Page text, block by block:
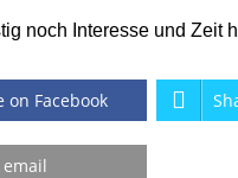
noch Interesse und Zeit
on Facebook
email